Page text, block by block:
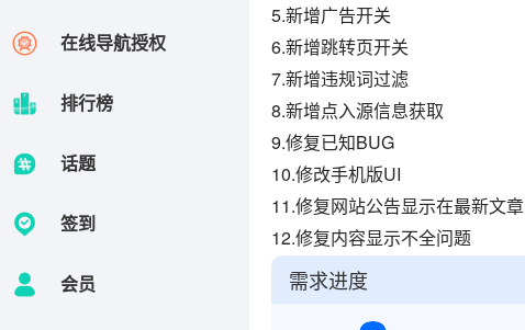
在线导航授权
排行榜
话题
签到
会员
5.新增广告开关
6.新增跳转页开关
7.新增违规词过滤
8.新增点入源信息获取
9.修复已知BUG
10.修改手机版UI
11.修复网站公告显示在最新文章
12.修复内容显示不全问题
需求进度